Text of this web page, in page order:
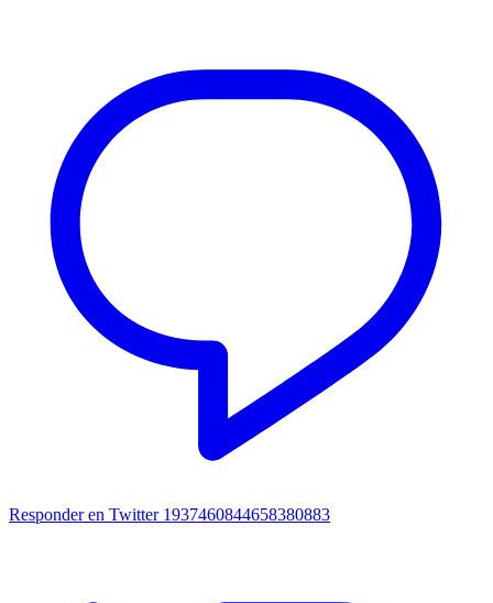
Responder en Twitter 1937460844658380883